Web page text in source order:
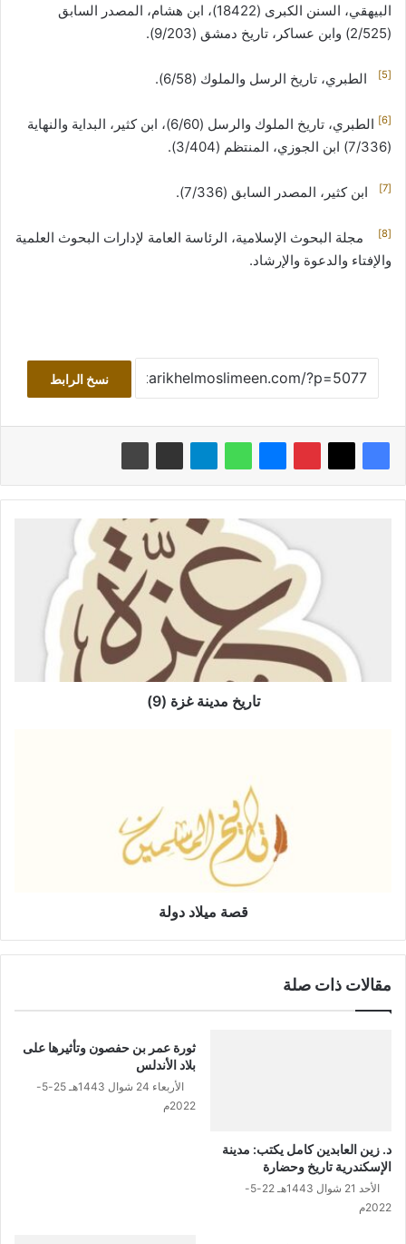
البيهقي، السنن الكبرى (18422)، ابن هشام، المصدر السابق
(2/525) وابن عساكر، تاريخ دمشق (9/203).
[5] الطبري، تاريخ الرسل والملوك (6/58).
[6]
الطبري، تاريخ الملوك والرسل (6/60)، ابن كثير، البداية والنهاية
(7/336) ابن الجوزي، المنتظم (3/404).
[7] ابن كثير، المصدر السابق (7/336).
[8]
مجلة البحوث الإسلامية، الرئاسة العامة لإدارات البحوث العلمية
والإفتاء والدعوة والإرشاد.
نسخ الرابط
تاريخ مدينة غزة (9)
قصة ميلاد دولة
مقالات ذات صلة
د. زين العابدين كامل يكتب: مدينة
الإسكندرية تاريخ وحضارة
الأحد 21 شوال 1443هـ 22-5-
2022م
ثورة عمر بن حفصون وتأثيرها على
بلاد الأندلس
الأربعاء 24 شوال 1443هـ 25-5-
2022م